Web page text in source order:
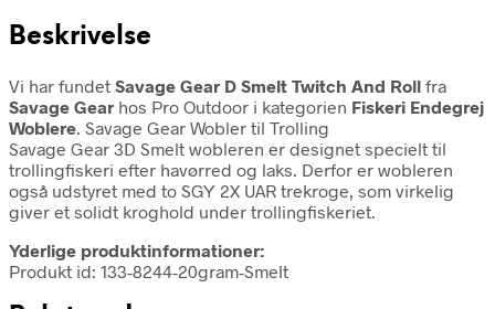
Beskrivelse
Vi har fundet Savage Gear D Smelt Twitch And Roll fra
Savage Gear hos Pro Outdoor i kategorien Fiskeri Endegrej
Woblere. Savage Gear Wobler til Trolling
Savage Gear 3D Smelt wobleren er designet specielt til
trollingfiskeri efter havørred og laks. Derfor er wobleren
også udstyret med to SGY 2X UAR trekroge, som virkelig
giver et solidt kroghold under trollingfiskeriet.
Yderlige produktinformationer:
Produkt id: 133-8244-20gram-Smelt